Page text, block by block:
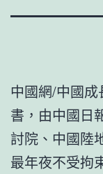
中國網/中國
書，由中國日
討院、中國陸
最年夜不受